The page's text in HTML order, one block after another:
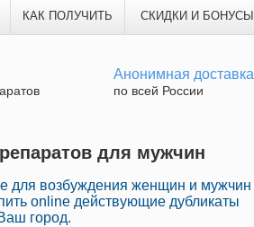
КАК ПОЛУЧИТЬ СКИДКИ И БОНУСЫ
Анонимная доставка
по всей России
для мужчин
для возбуждения женщин и мужчин
online действующие дубликаты
город.